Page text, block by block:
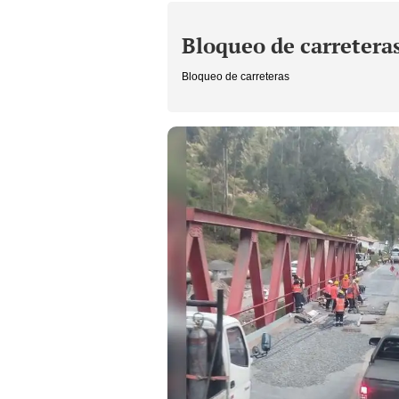
Bloqueo de
Bloqueo de carreteras